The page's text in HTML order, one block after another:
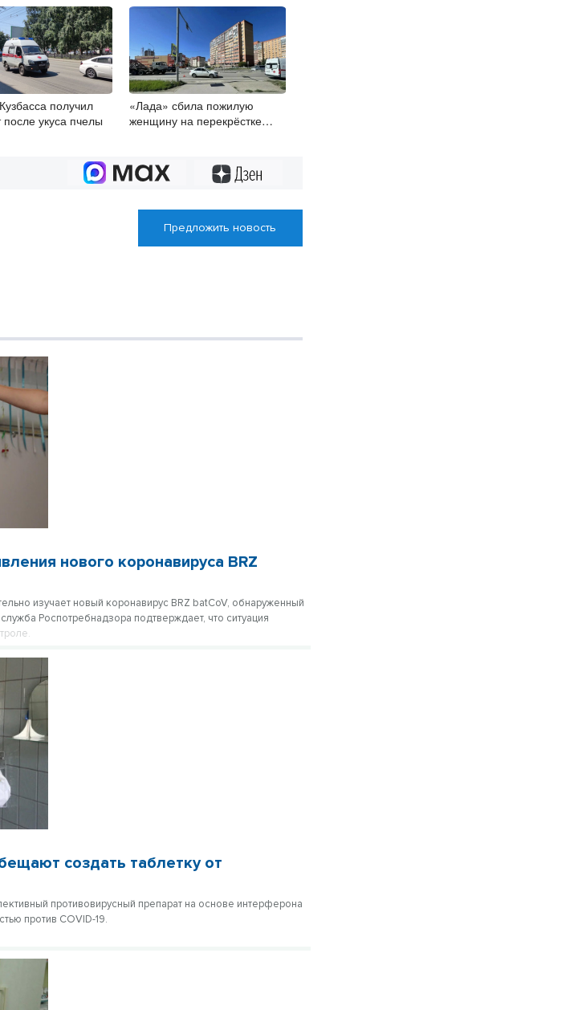
получил
укуса пчелы
«Лада» сбила пожилую
женщину на перекрёстке
Предложить новость
нового коронавируса BRZ
изучает новый коронавирус BRZ batCoV, обнаруженный
Роспотребнадзора подтверждает, что ситуация
создать таблетку от
противовирусный препарат на основе интерферона
против COVID-19.